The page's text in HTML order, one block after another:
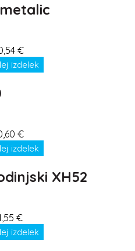
€
izdelek
€
izdelek
XH52
€
izdelek